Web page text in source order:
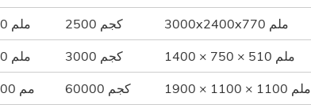
770 ملم 2500 كجم 3000x2400x770 ملم
510 ملم 3000 كجم 1400 × 750 × 510 ملم
1100 مم 60000 كجم 1900 × 1100 × 1100 ملم